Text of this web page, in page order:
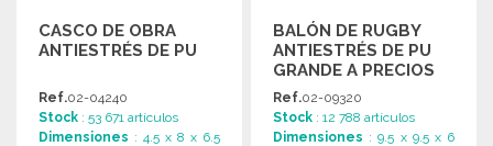
CASCO DE OBRA
ANTIESTRÉS DE PU
Ref.02-04240
Stock : 53 671 artículos
Dimensiones : 4.5 x 8 x 6.5
BALÓN DE RUGBY
ANTIESTRÉS DE PU
GRANDE A PRECIOS
DE MAYORISTA
Ref.02-09320
Stock : 12 788 artículos
Dimensiones : 9.5 x 9.5 x 6